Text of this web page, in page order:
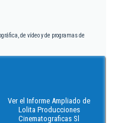
de vídeo y de programas de
Ver el Informe Ampliado de
Lolita Producciones
Cinematograficas Sl